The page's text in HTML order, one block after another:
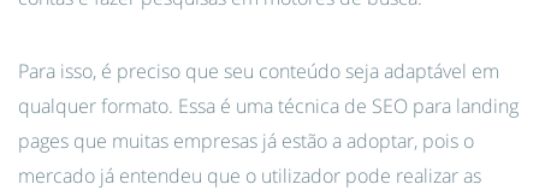
Para isso, é preciso que seu conteúdo seja adaptável em
qualquer formato. Essa é uma técnica de SEO para landing
pages que muitas empresas já estão a adoptar, pois o
mercado já entendeu que o utilizador pode realizar as